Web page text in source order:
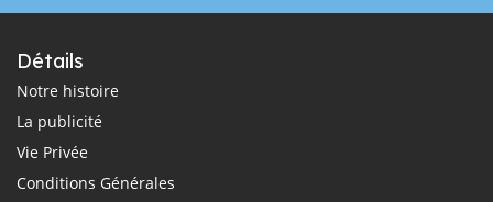
Détails
Notre histoire
La publicité
Vie Privée
Conditions Générales